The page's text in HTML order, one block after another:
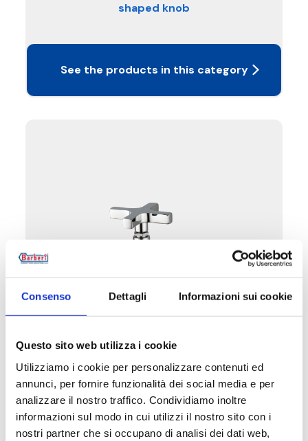
Consenso Dettagli Informazioni sui cookie
Questo sito web utilizza i cookie
Utilizziamo i cookie per personalizzare contenuti ed
annunci, per fornire funzionalità dei social media e per
analizzare il nostro traffico. Condividiamo inoltre
informazioni sul modo in cui utilizzi il nostro sito con i
nostri partner che si occupano di analisi dei dati web,
shaped knob
See the products in this category
multilayer pipe connection. Cross-
shaped knob
See the products in this category